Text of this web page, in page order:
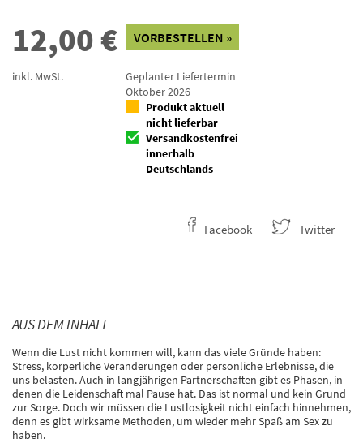
12,00€
inkl. MwSt.
VORBESTELLEN »
Geplanter Liefertermin
Oktober 2026
Produkt aktuell
nicht lieferbar
Versandkostenfrei
innerhalb
Deutschlands
Facebook Twitter
AUS DEM INHALT
Wenn die Lust nicht kommen will, kann das viele Gründe haben:
Stress, körperliche Veränderungen oder persönliche Erlebnisse, die
uns belasten. Auch in langjährigen Partnerschaften gibt es Phasen, in
denen die Leidenschaft mal Pause hat. Das ist normal und kein Grund
zur Sorge. Doch wir müssen die Lustlosigkeit nicht einfach hinnehmen,
denn es gibt wirksame Methoden, um wieder mehr Spaß am Sex zu
haben.